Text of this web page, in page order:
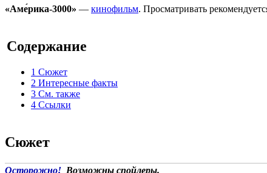
«Аме́рика-3000» — кинофильм. Просматривать
Содержание
1 Сюжет
2 Интересные факты
3 См. также
4 Ссылки
Сюжет
Осторожно! Возможны спойлеры.